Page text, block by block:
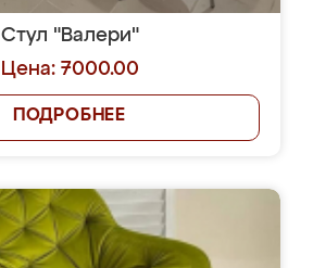
Стул "Валери"
Цена: 7000.00
ПОДРОБНЕЕ